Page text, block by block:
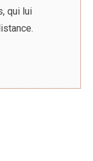
qui lui